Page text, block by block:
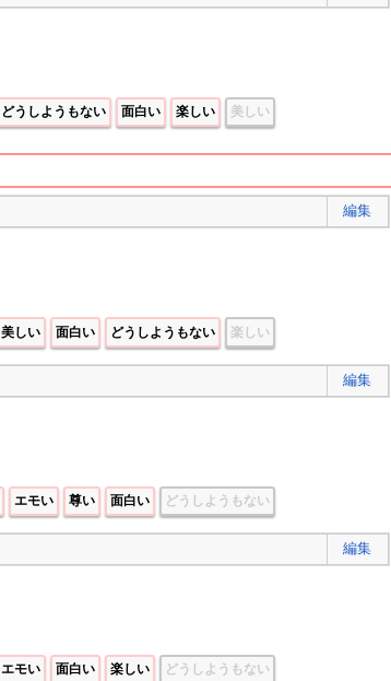
どうしようもない 面白い 楽しい 美しい
編集
美しい 面白い どうしようもない 楽しい
編集
エモい 尊い 面白い どうしようもない
編集
エモい 面白い 楽しい どうしようもない